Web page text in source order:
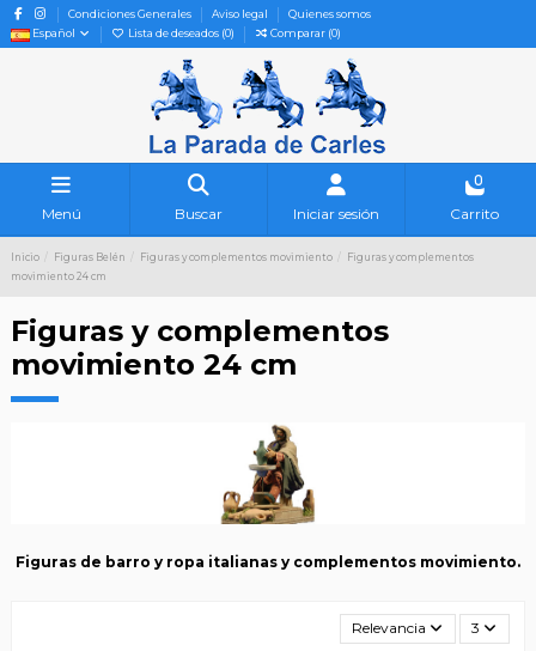
Condiciones Generales Aviso legal
Quienes somos
Español
Lista de deseados (0) Comparar (0)
Menú Buscar Iniciar sesión
0
Carrito
Inicio Figuras Belén Figuras y complementos movimiento
Figuras y complementos
movimiento 24 cm
Figuras y complementos
movimiento 24 cm
Figuras de barro y ropa italianas y complementos movimiento.
Relevancia 3